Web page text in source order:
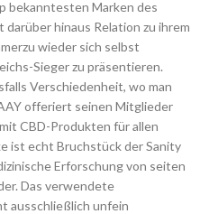
bekanntesten Marken des
hinaus Relation zu ihrem
wieder sich selbst
Sieger zu präsentieren.
Verschiedenheit, wo man
offeriert seinen Mitglieder
CBD-Produkten für allen
ist echt Bruchstück der Sanity
Erforschung von seiten
Das verwendete
ausschließlich unfein